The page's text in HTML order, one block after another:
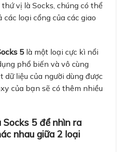
vị là Socks, chúng có thể
loại cổng của các giao
5 là một loại cực kì nổi
phổ biến và vô cùng
dữ liệu của người dùng được
của bạn sẽ có thêm nhiều
5 để nhìn ra
nhau giữa 2 loại